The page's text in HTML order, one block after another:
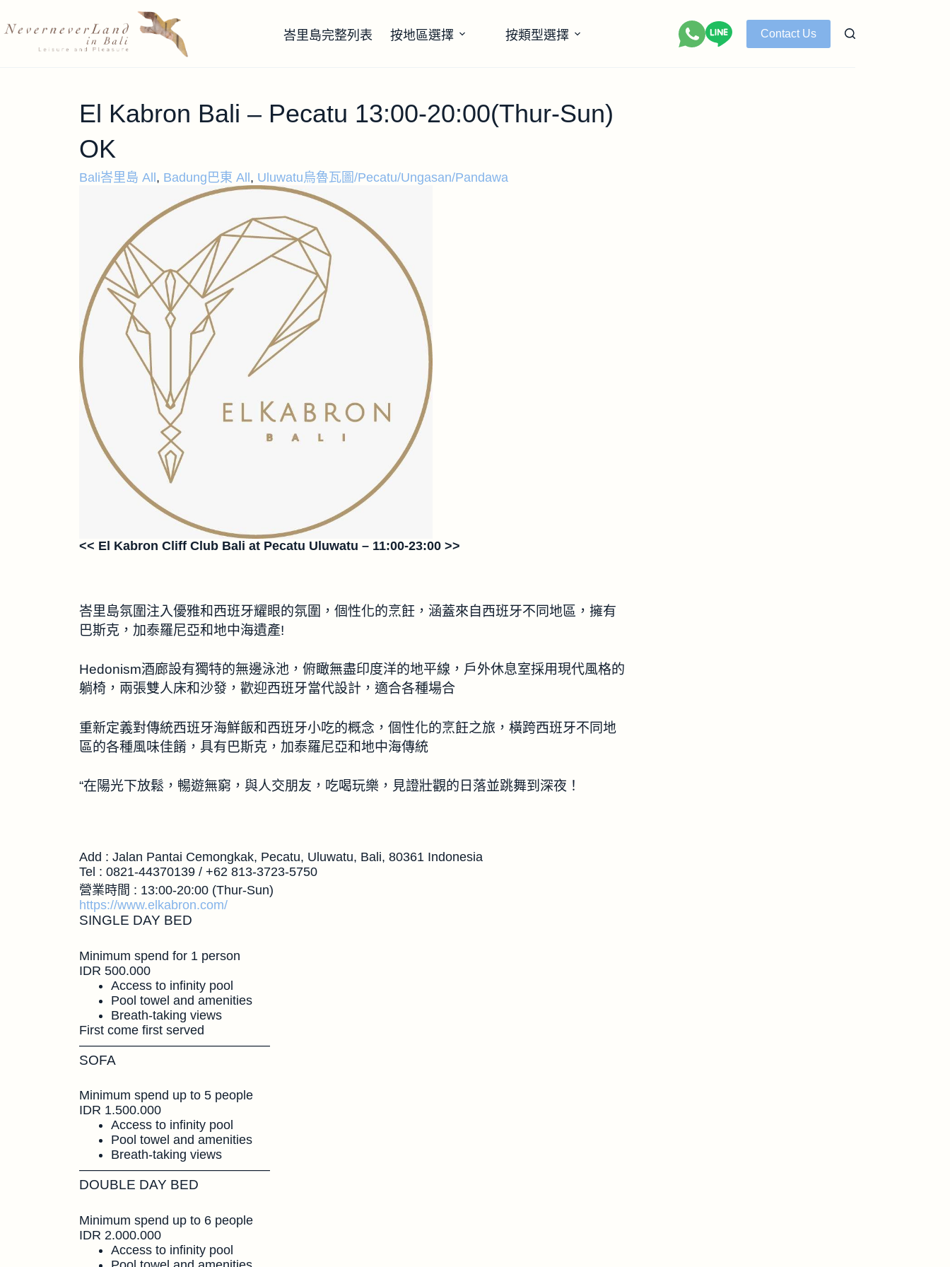
峇里島完整列表 按地區選擇 按類型選擇 Contact Us
El Kabron Bali – Pecatu 13:00-20:00(Thur-Sun)
OK
Bali峇里島 All , Badung巴東 All , Uluwatu烏魯瓦圖/Pecatu/Ungasan/Pandawa
<< El Kabron Cliff Club Bali at Pecatu Uluwatu – 11:00-23:00 >>
峇里島氛圍注入優雅和西班牙耀眼的氛圍，個性化的烹飪，涵蓋來自西班牙不同地區，擁有
巴斯克，加泰羅尼亞和地中海遺產!
Hedonism酒廊設有獨特的無邊泳池，俯瞰無盡印度洋的地平線，戶外休息室採用現代風格的
躺椅，兩張雙人床和沙發，歡迎西班牙當代設計，適合各種場合
重新定義對傳統西班牙海鮮飯和西班牙小吃的概念，個性化的烹飪之旅，橫跨西班牙不同地
區的各種風味佳餚，具有巴斯克，加泰羅尼亞和地中海傳統
“在陽光下放鬆，暢遊無窮，與人交朋友，吃喝玩樂，見證壯觀的日落並跳舞到深夜！
Add : Jalan Pantai Cemongkak, Pecatu, Uluwatu, Bali, 80361 Indonesia
Tel : 0821-44370139 / +62 813-3723-5750
營業時間 : 13:00-20:00 (Thur-Sun)
https://www.elkabron.com/
SINGLE DAY BED
Minimum spend for 1 person
IDR 500.000
Access to infinity pool
Pool towel and amenities
Breath-taking views
First come first served
———————————————
SOFA
Minimum spend up to 5 people
IDR 1.500.000
Access to infinity pool
Pool towel and amenities
Breath-taking views
———————————————
DOUBLE DAY BED
Minimum spend up to 6 people
IDR 2.000.000
Access to infinity pool